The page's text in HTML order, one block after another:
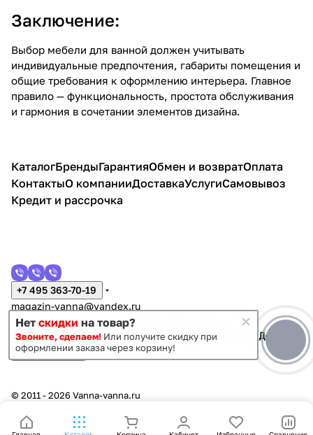
Заключение:
Выбор мебели для ванной должен учитывать
индивидуальные предпочтения, габариты помещения и
общие требования к оформлению интерьера. Главное
правило — функциональность, простота обслуживания
и гармония в сочетании элементов дизайна.
КаталогБрендыГарантияОбмен и возвратОплата
КонтактыО компанииДоставкаУслугиСамовывоз
Кредит и рассрочка
+7 495 363-70-19
magazin-vanna@yandex.ru
г. Москва, Митино, улица Пятницкое шоссе 47
Темная тема Конфиденциальность
© 2011 - 2026 Vanna-vanna.ru
Нет скидки на товар?
Звоните, сделаем! Или получите скидку при
оформлении заказа через корзину!